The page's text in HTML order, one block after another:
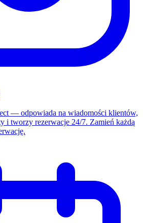
— odpowiada na wiadomości klientów,
i tworzy rezerwacje 24/7. Zamień każdą